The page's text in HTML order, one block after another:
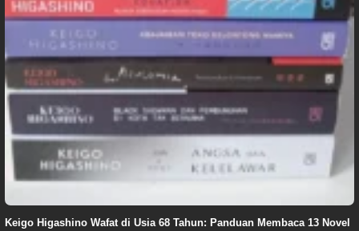
Keigo Higashino Wafat di Usia 68 Tahun: Panduan Membaca 13 Novel